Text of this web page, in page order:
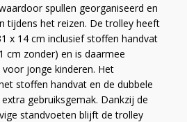
spullen georganiseerd en
tijdens het reizen. De trolley heeft
x 14 cm inclusief stoffen handvat
cm zonder) en is daarmee
jonge kinderen. Het
stoffen handvat en de dubbele
gebruiksgemak. Dankzij de
standvoeten blijft de trolley